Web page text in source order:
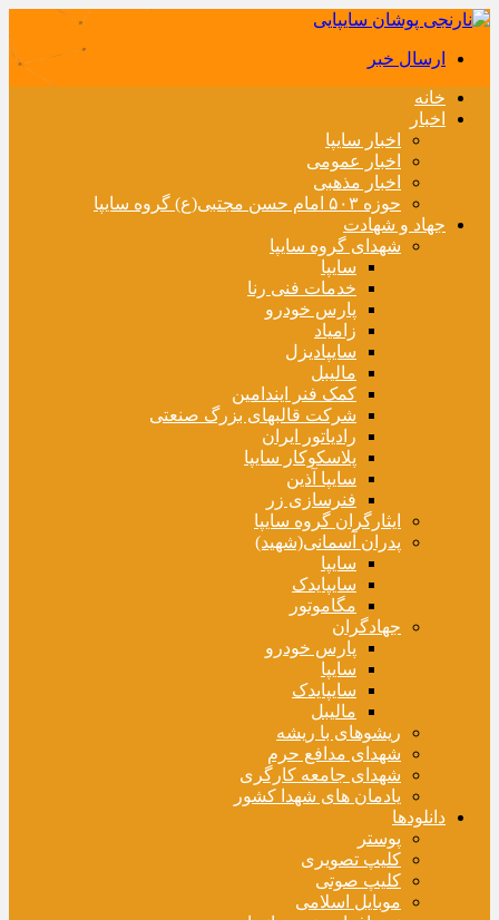
ارسال خبر
خانه
اخبار
اخبار سایپا
اخبار عمومی
اخبار مذهبی
حوزه ۵۰۳ امام حسن مجتبی(ع) گروه سایپا
جهاد و شهادت
شهدای گروه سایپا
سایپا
خدمات فنی رنا
پارس خودرو
زامیاد
سایپادیزل
مالیبل
کمک فنر ایندامین
شرکت قالبهای بزرگ صنعتی
رادیاتور ایران
پلاسکوکار سایپا
سایپا آذین
فنرسازی زر
ایثارگران گروه سایپا
پدران آسمانی(شهید)
سایپا
سایپایدک
مگاموتور
جهادگران
پارس خودرو
سایپا
سایپایدک
مالیبل
ریشوهای با ریشه
شهدای مدافع حرم
شهدای جامعه کارگری
یادمان های شهدا کشور
دانلودها
پوستر
کلیپ تصویری
کلیپ صوتی
موبایل اسلامی